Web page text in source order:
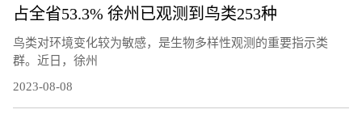
占全省53.3% 徐州已观测到鸟类253种
鸟类对环境变化较为敏感，是生物多样性观测的重要指示类
群。近日，徐州
2023-08-08